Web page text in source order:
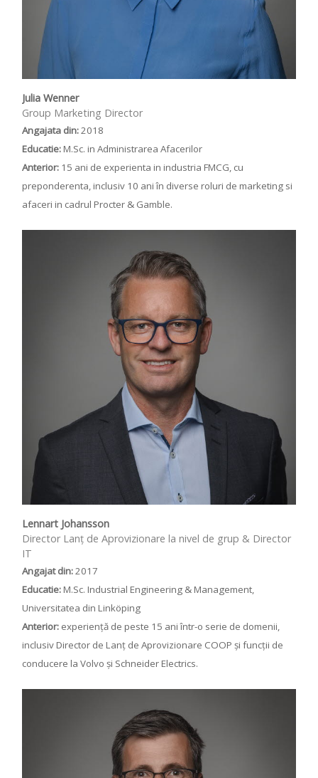
Julia Wenner
Group Marketing Director
Angajata din:2018
Educatie:M.Sc. in Administrarea Afacerilor
Anterior: 15 ani de experienta in industria FMCG, cu
preponderenta, inclusiv 10 ani în diverse roluri de marketing si
afaceri in cadrul Procter & Gamble.
Lennart Johansson
Director Lanț de Aprovizionare la nivel de grup & Director
IT
Angajat din:2017
Educatie:M.Sc. Industrial Engineering & Management,
Universitatea din Linköping
Anterior: experiență de peste 15 ani într-o serie de domenii,
inclusiv Director de Lanț de Aprovizionare COOP și funcții de
conducere la Volvo și Schneider Electrics.